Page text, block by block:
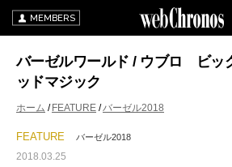
MEMBERS
バーゼルワールド / ウブロ ビッ
ッドマジック
ホーム FEATURE バーゼル2018
FEATURE バーゼル2018
2018.03.25